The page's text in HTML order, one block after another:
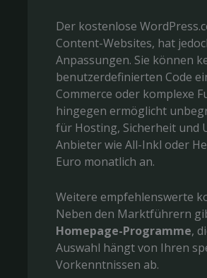
Der kostenlose
Content-Websites, hat
Anpassungen. Sie können
benutzerdefinierten Code
Commerce oder komplexe
hingegen ermöglicht
für Hosting, Sicherheit und
Anbieter wie All-Inkl oder
Euro monatlich an.
Weitere empfehlenswerte
Neben den Marktführern
Homepage-Programme,
Auswahl hängt von Ihren
Vorkenntnissen ab.